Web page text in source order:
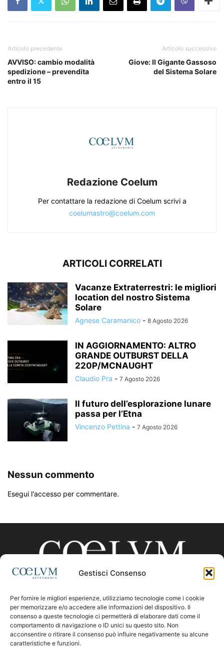
Gestisci Consenso
Per fornire le migliori esperienze, utilizziamo tecnologie come i cookie
per memorizzare e/o accedere alle informazioni del dispositivo. Il
consenso a queste tecnologie ci permetterà di elaborare dati come il
comportamento di navigazione o ID unici su questo sito. Non
acconsentire o ritirare il consenso può influire negativamente su alcune
caratteristiche e funzioni.
Articolo precedente
AVVISO: cambio modalità
spedizione – prevendita
entro il 15
Articolo successivo
Giove: Il Gigante Gassoso
del Sistema Solare
Redazione Coelum
Per contattare la redazione di Coelum scrivi a
coelumastro@coelum.com
ARTICOLI CORRELATI
Vacanze Extraterrestri: le migliori
location del nostro Sistema
Solare
Agnese Caramanico - 8 Agosto 2026
IN AGGIORNAMENTO: ALTRO
GRANDE OUTBURST DELLA
220P/MCNAUGHT
Claudio Pra - 7 Agosto 2026
Il futuro dell’esplorazione lunare
passa per l’Etna
Vincenzo Pettina - 7 Agosto 2026
Nessun commento
Esegui l'accesso per commentare.
CHI SIAMO
Contattaci:coelumastro@coelum.com